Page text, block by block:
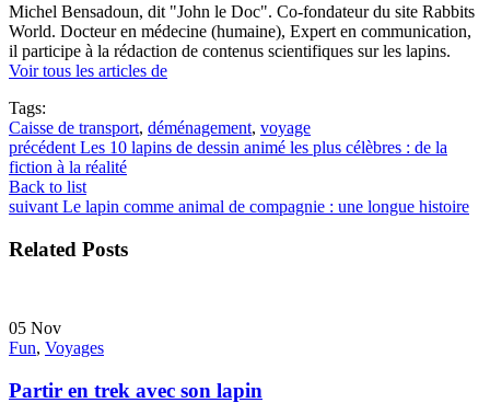
Michel Bensadoun, dit "John le Doc". Co-fondateur du site Rabbits
World. Docteur en médecine (humaine), Expert en communication,
il participe à la rédaction de contenus scientifiques sur les lapins.
Voir tous les articles de
Tags:
Caisse de transport, déménagement, voyage
précédent Les 10 lapins de dessin animé les plus célèbres : de la
fiction à la réalité
Back to list
suivant Le lapin comme animal de compagnie : une longue histoire
Related Posts
05 Nov
Fun, Voyages
Partir en trek avec son lapin